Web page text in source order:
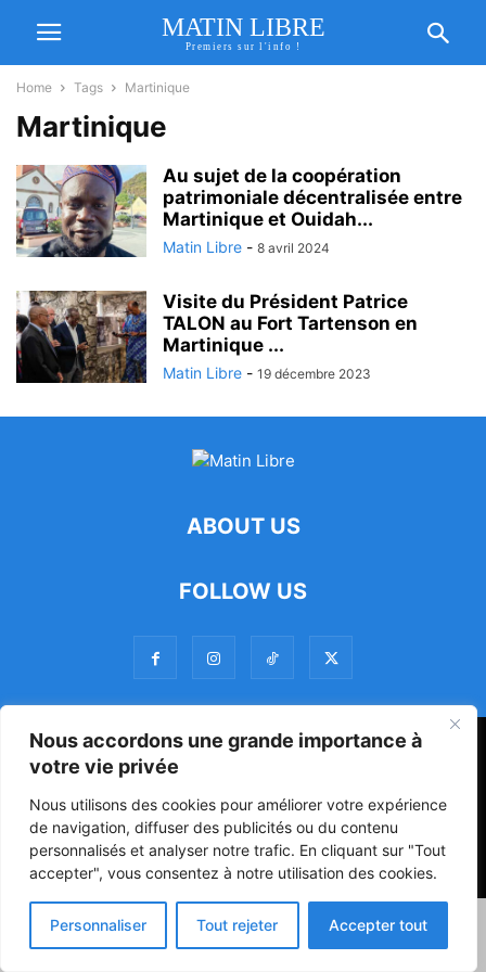
Nous accordons une grande importance à
votre vie privée
Nous utilisons des cookies pour améliorer votre expérience
de navigation, diffuser des publicités ou du contenu
personnalisés et analyser notre trafic. En cliquant sur "Tout
accepter", vous consentez à notre utilisation des cookies.
Personnaliser Tout rejeter Accepter tout
MATIN LIBRE
Premiers sur l'info !
Home Tags Martinique
Martinique
Au sujet de la coopération
patrimoniale décentralisée entre
Martinique et Ouidah...
Matin Libre - 8 avril 2024
Visite du Président Patrice
TALON au Fort Tartenson en
Martinique ...
Matin Libre - 19 décembre 2023
ABOUT US
FOLLOW US
47ᵉ Assemblée Mondiale sur la Protection de la Vie Privée: Me
Luciano Hounkponou représente le Bénin à Séoul
Politique Société Culture
© Powered by digitXplus Francophone